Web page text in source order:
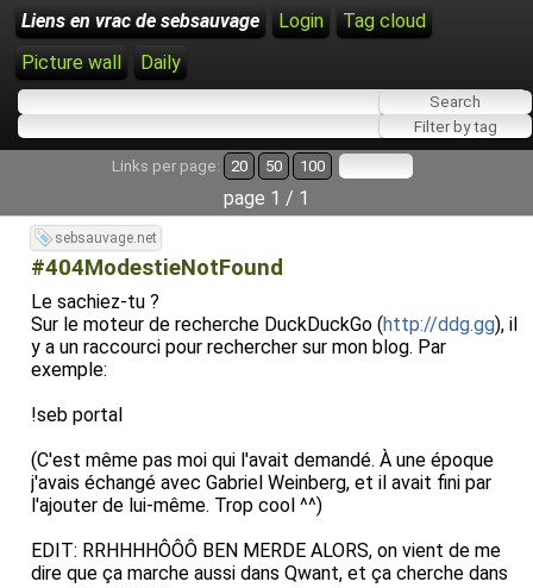
Liens en vrac de sebsauvage Login
Tag cloud
Picture wall
Daily
Links per page: 20 50 100
page 1 / 1
sebsauvage.net
#404ModestieNotFound
Le sachiez-tu ?
Sur le moteur de recherche DuckDuckGo (http://ddg.gg), il
y a un raccourci pour rechercher sur mon blog. Par
exemple:
!seb portal
(C'est même pas moi qui l'avait demandé. À une époque
j'avais échangé avec Gabriel Weinberg, et il avait fini par
l'ajouter de lui-même. Trop cool ^^)
EDIT: RRHHHHÔÔÔ BEN MERDE ALORS, on vient de me
dire que ça marche aussi dans Qwant, et ça cherche dans